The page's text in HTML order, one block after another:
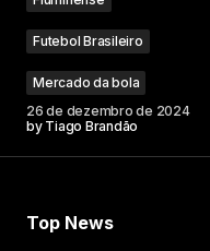
Futebol Brasileiro
Mercado da bola
26 de dezembro de 2024
by Tiago Brandão
Top News